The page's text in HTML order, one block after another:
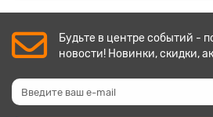
Будьте в центре событий -
новости! Новинки, скидки,